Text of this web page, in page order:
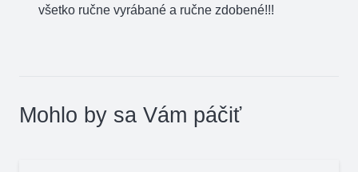
všetko ručne vyrábané a ručne zdobené!!!
Mohlo by sa Vám páčiť